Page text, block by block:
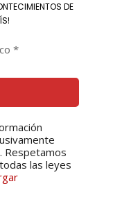
DE
!
Respetamos
las leyes